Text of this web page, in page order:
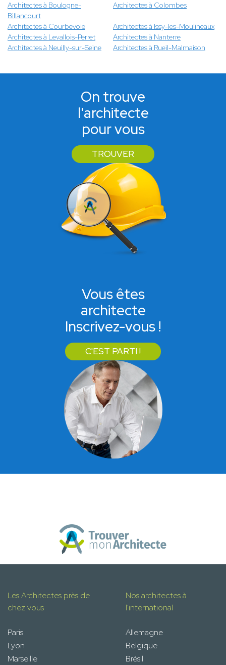
Architectes à Boulogne-
Billancourt
Architectes à Colombes
Architectes à Courbevoie
Architectes à Issy-les-Moulineaux
Architectes à Levallois-Perret
Architectes à Nanterre
Architectes à Neuilly-sur-Seine
Architectes à Rueil-Malmaison
On trouve
l'architecte
pour vous
TROUVER
Vous êtes
architecte
Inscrivez-vous !
C'EST PARTI !
Les Architectes près de
chez vous
Paris
Lyon
Marseille
Nos architectes à
l'international
Allemagne
Belgique
Brésil